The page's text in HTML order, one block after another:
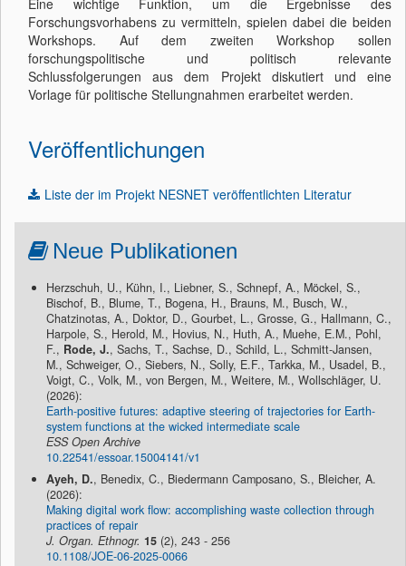
Eine wichtige Funktion, um die Ergebnisse des
Forschungsvorhabens zu vermitteln, spielen dabei die beiden
Workshops. Auf dem zweiten Workshop sollen
forschungspolitische und politisch relevante
Schlussfolgerungen aus dem Projekt diskutiert und eine
Vorlage für politische Stellungnahmen erarbeitet werden.
Veröffentlichungen
Liste der im Projekt NESNET veröffentlichten Literatur
Neue Publikationen
Herzschuh, U., Kühn, I., Liebner, S., Schnepf, A., Möckel, S.,
Bischof, B., Blume, T., Bogena, H., Brauns, M., Busch, W.,
Chatzinotas, A., Doktor, D., Gourbet, L., Grosse, G., Hallmann, C.,
Harpole, S., Herold, M., Hovius, N., Huth, A., Muehe, E.M., Pohl,
F., Rode, J., Sachs, T., Sachse, D., Schild, L., Schmitt-Jansen,
M., Schweiger, O., Siebers, N., Solly, E.F., Tarkka, M., Usadel, B.,
Voigt, C., Volk, M., von Bergen, M., Weitere, M., Wollschläger, U.
(2026):
Earth-positive futures: adaptive steering of trajectories for Earth-
system functions at the wicked intermediate scale
ESS Open Archive
10.22541/essoar.15004141/v1
Ayeh, D., Benedix, C., Biedermann Camposano, S., Bleicher, A.
(2026):
Making digital work flow: accomplishing waste collection through
practices of repair
J. Organ. Ethnogr. 15 (2), 243 - 256
10.1108/JOE-06-2025-0066